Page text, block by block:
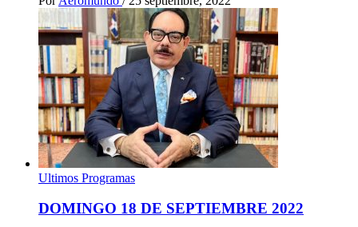
Ultimos Programas
DOMINGO 18 DE SEPTIEMBRE 2022